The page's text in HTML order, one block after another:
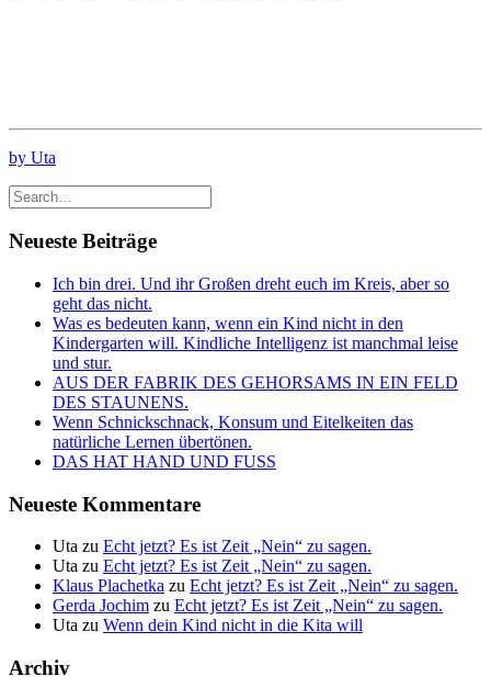
by Uta
Neueste Beiträge
Ich bin drei. Und ihr Großen dreht euch im Kreis, aber so
geht das nicht.
Was es bedeuten kann, wenn ein Kind nicht in den
Kindergarten will. Kindliche Intelligenz ist manchmal leise
und stur.
AUS DER FABRIK DES GEHORSAMS IN EIN FELD
DES STAUNENS.
Wenn Schnickschnack, Konsum und Eitelkeiten das
natürliche Lernen übertönen.
DAS HAT HAND UND FUSS
Neueste Kommentare
Uta zu Echt jetzt? Es ist Zeit „Nein“ zu sagen.
Uta zu Echt jetzt? Es ist Zeit „Nein“ zu sagen.
Klaus Plachetka zu Echt jetzt? Es ist Zeit „Nein“ zu sagen.
Gerda Jochim zu Echt jetzt? Es ist Zeit „Nein“ zu sagen.
Uta zu Wenn dein Kind nicht in die Kita will
Archiv